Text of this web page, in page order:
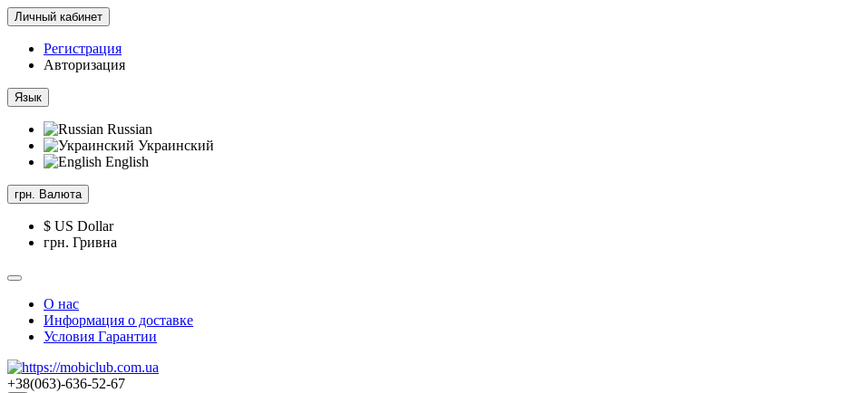
Личный кабинет
Регистрация
Авторизация
Язык
Russian
Украинский
English
грн. Валюта
$ US Dollar
грн. Гривна
О нас
Информация о доставке
Условия Гарантии
+38(063)-636-52-67